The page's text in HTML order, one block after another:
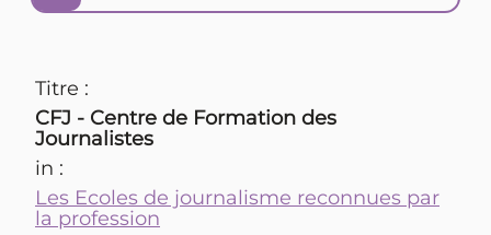
Titre :
CFJ - Centre de Formation des
Journalistes
in :
Les Ecoles de journalisme reconnues par
la profession